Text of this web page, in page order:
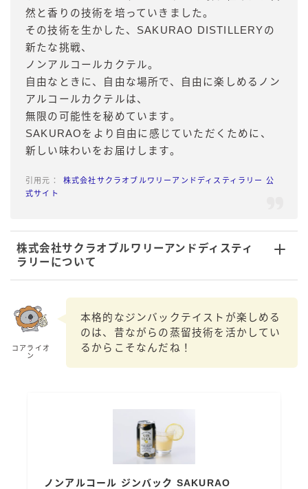
然と香りの技術を培っていきました。
その技術を生かした、SAKURAO DISTILLERYの
新たな挑戦、
ノンアルコールカクテル。
自由なときに、自由な場所で、自由に楽しめるノン
アルコールカクテルは、
無限の可能性を秘めています。
SAKURAOをより自由に感じていただくために、
新しい味わいをお届けします。
株式会社サクラオブルワリーアンドディスティラリー 公
式サイト
株式会社サクラオブルワリーアンドディスティ
ラリーについて
コアライオ
ン
本格的なジンバックテイストが楽しめる
のは、昔ながらの蒸留技術を活かしてい
るからこそなんだね！
ノンアルコール ジンバック SAKURAO